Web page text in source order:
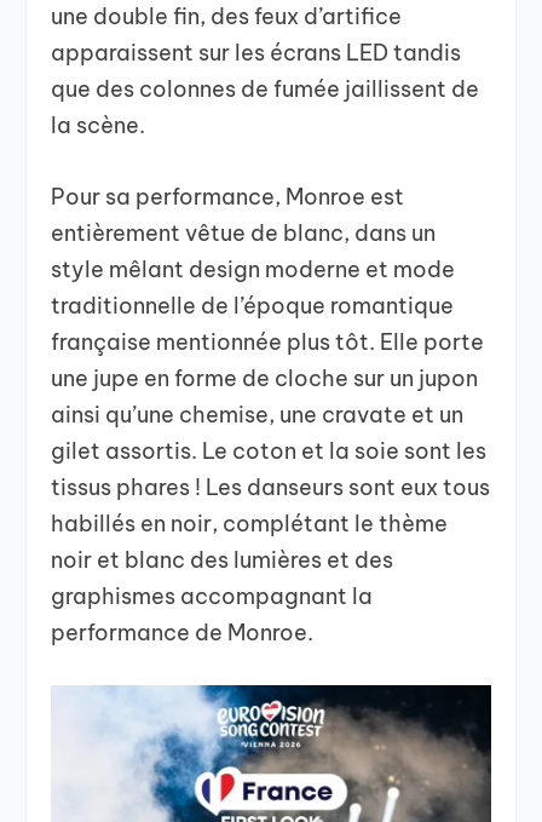
une double fin, des feux d’artifice
apparaissent sur les écrans LED tandis
que des colonnes de fumée jaillissent de
la scène.
Pour sa performance, Monroe est
entièrement vêtue de blanc, dans un
style mêlant design moderne et mode
traditionnelle de l’époque romantique
française mentionnée plus tôt. Elle porte
une jupe en forme de cloche sur un jupon
ainsi qu’une chemise, une cravate et un
gilet assortis. Le coton et la soie sont les
tissus phares ! Les danseurs sont eux tous
habillés en noir, complétant le thème
noir et blanc des lumières et des
graphismes accompagnant la
performance de Monroe.